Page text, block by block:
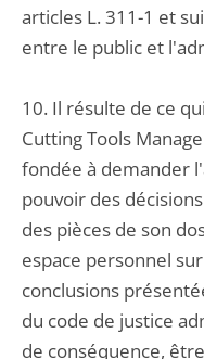
articles L. 311-1 et
entre le public et
10. Il résulte de ce
Cutting Tools
fondée à demander
pouvoir des
des pièces de son
espace personnel
conclusions
du code de justice
de conséquence,